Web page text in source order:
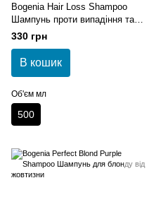
Bogenia Hair Loss Shampoo
Шампунь проти випадіння та
для росту волосся з імбирем
500 мл
330 грн
В кошик
Об'єм мл
500